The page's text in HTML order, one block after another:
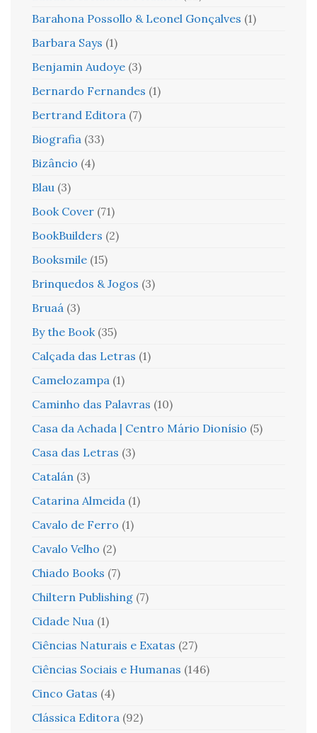
Barahona Possollo & Leonel Gonçalves (1)
Barbara Says (1)
Benjamin Audoye (3)
Bernardo Fernandes (1)
Bertrand Editora (7)
Biografia (33)
Bizâncio (4)
Blau (3)
Book Cover (71)
BookBuilders (2)
Booksmile (15)
Brinquedos & Jogos (3)
Bruaá (3)
By the Book (35)
Calçada das Letras (1)
Camelozampa (1)
Caminho das Palavras (10)
Casa da Achada | Centro Mário Dionísio (5)
Casa das Letras (3)
Catalán (3)
Catarina Almeida (1)
Cavalo de Ferro (1)
Cavalo Velho (2)
Chiado Books (7)
Chiltern Publishing (7)
Cidade Nua (1)
Ciências Naturais e Exatas (27)
Ciências Sociais e Humanas (146)
Cinco Gatas (4)
Clássica Editora (92)